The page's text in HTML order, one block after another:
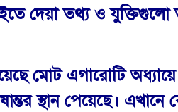
দেয়া তথ্য ও যুক্তিগুলো
মোট এগারোটি
স্থান পেয়েছে।